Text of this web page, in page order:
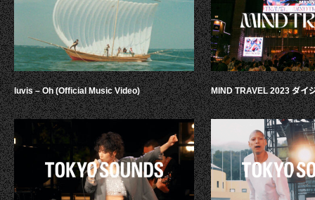
luvis – Oh (Official Music Video) MIND TRAVEL 2023 ダイ